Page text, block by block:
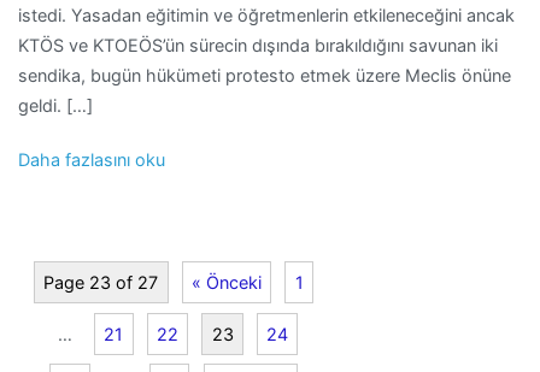
istedi. Yasadan eğitimin ve öğretmenlerin etkileneceğini ancak
KTÖS ve KTOEÖS’ün sürecin dışında bırakıldığını savunan iki
sendika, bugün hükümeti protesto etmek üzere Meclis önüne
geldi. […]
Daha fazlasını oku
Page 23 of 27 « Önceki 1
… 21 22 23 24